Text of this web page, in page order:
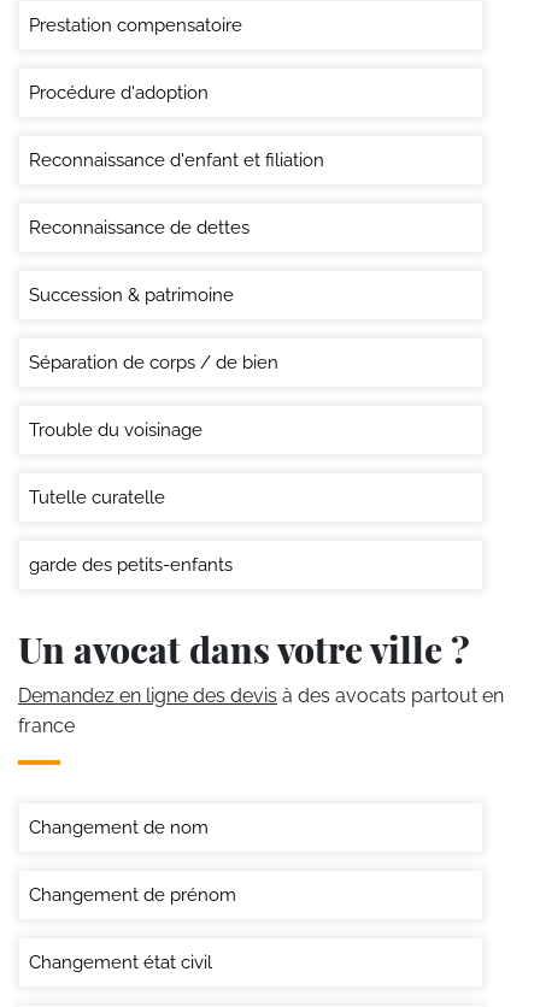
Prestation compensatoire
Procédure d'adoption
Reconnaissance d'enfant et filiation
Reconnaissance de dettes
Succession & patrimoine
Séparation de corps / de bien
Trouble du voisinage
Tutelle curatelle
garde des petits-enfants
Un avocat dans votre ville ?
Demandez en ligne des devis à des avocats partout en
france
Changement de nom
Changement de prénom
Changement état civil